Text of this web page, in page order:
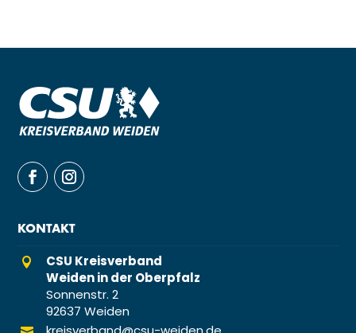
KONTAKT

CSU Kreisverband
Weiden in der Oberpfalz
Sonnenstr. 2
92637 Weiden